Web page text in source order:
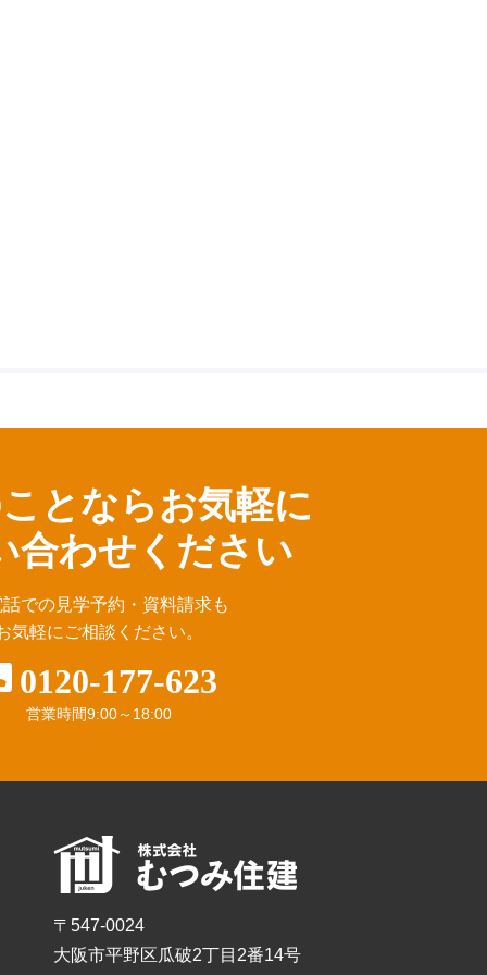
とならお気軽に
合わせください
話での見学予約・資料請求も
気軽にご相談ください。
0120-177-623
営業時間9:00～18:00
〒547-0024
大阪市平野区瓜破2丁目2番14号